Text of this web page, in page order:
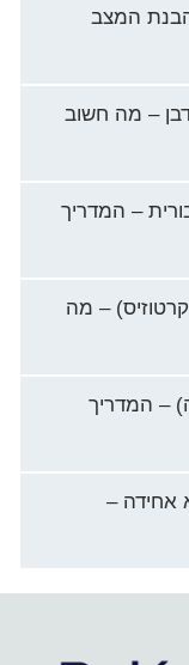
הבנת המצב
– מה חשוב
– המדריך
– מה
– המדריך
אחידה –